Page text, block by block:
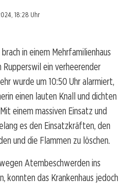
18:28 Uhr
in einem Mehrfamilienhaus
ein verheerender
wurde um 10:50 Uhr alarmiert,
einen lauten Knall und dichten
einem massiven Einsatz und
es den Einsatzkräften, den
und die Flammen zu löschen.
Atembeschwerden ins
konnten das Krankenhaus jedoch